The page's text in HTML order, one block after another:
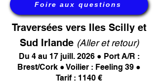
Foire aux questions
Traversées vers Iles Scilly et
Sud Irlande (Aller et retour)
Du 4 au 17 juill. 2026 ● Port A/R :
Brest/Cork ● Voilier : Feeling 39 ●
Tarif : 1140 €